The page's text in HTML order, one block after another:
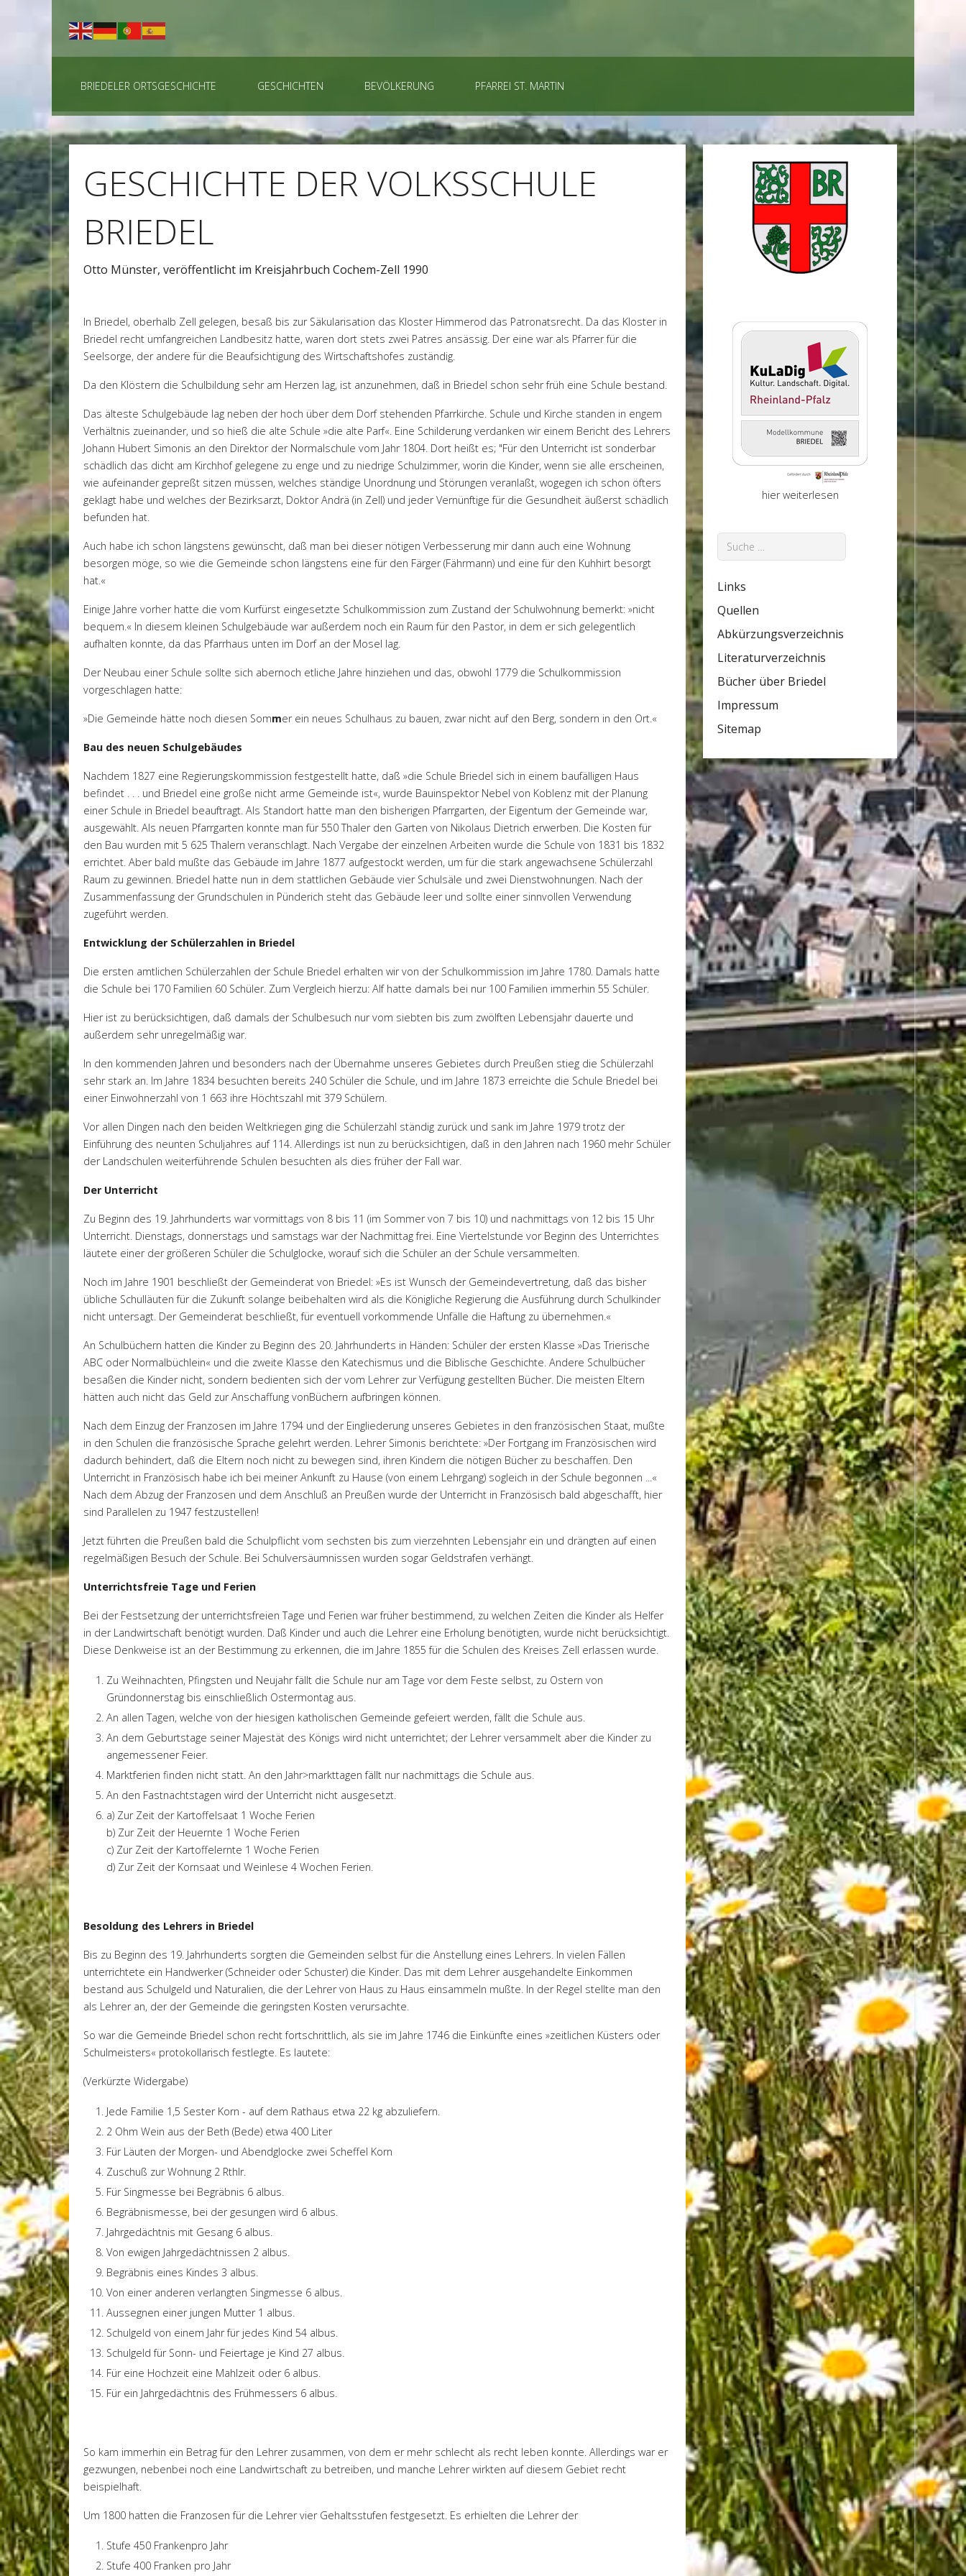
BRIEDELER ORTSGESCHICHTE GESCHICHTEN BEVÖLKERUNG PFARREI ST. MARTIN
GESCHICHTE DER VOLKSSCHULE
BRIEDEL
Otto Münster, veröffentlicht im Kreisjahrbuch Cochem-Zell 1990
In Briedel, oberhalb Zell gelegen, besaß bis zur Säkularisation das Kloster Himmerod das Patronatsrecht. Da das Kloster in
Briedel recht umfangreichen Landbesitz hatte, waren dort stets zwei Patres ansässig. Der eine war als Pfarrer für die
Seelsorge, der andere für die Beaufsichtigung des Wirtschaftshofes zuständig.
Da den Klöstern die Schulbildung sehr am Herzen lag, ist anzunehmen, daß in Briedel schon sehr früh eine Schule bestand.
Das älteste Schulgebäude lag neben der hoch über dem Dorf stehenden Pfarrkirche. Schule und Kirche standen in engem
Verhältnis zueinander, und so hieß die alte Schule »die alte Parf«. Eine Schilderung verdanken wir einem Bericht des Lehrers
Johann Hubert Simonis an den Direktor der Normalschule vom Jahr 1804. Dort heißt es; "Für den Unterricht ist sonderbar
schädlich das dicht am Kirchhof gelegene zu enge und zu niedrige Schulzimmer, worin die Kinder, wenn sie alle erscheinen,
wie aufeinander gepreßt sitzen müssen, welches ständige Unordnung und Störungen veranlaßt, wogegen ich schon öfters
geklagt habe und welches der Bezirksarzt, Doktor Andrä (in Zell) und jeder Vernünftige für die Gesundheit äußerst schädlich
befunden hat.
Auch habe ich schon längstens gewünscht, daß man bei dieser nötigen Verbesserung mir dann auch eine Wohnung
besorgen möge, so wie die Gemeinde schon längstens eine für den Färger (Fährmann) und eine für den Kuhhirt besorgt
hat.«
Einige Jahre vorher hatte die vom Kurfürst eingesetzte Schulkommission zum Zustand der Schulwohnung bemerkt: »nicht
bequem.« In diesem kleinen Schulgebäude war außerdem noch ein Raum für den Pastor, in dem er sich gelegentlich
aufhalten konnte, da das Pfarrhaus unten im Dorf an der Mosel lag.
Der Neubau einer Schule sollte sich abernoch etliche Jahre hinziehen und das, obwohl 1779 die Schulkommission
vorgeschlagen hatte:
»Die Gemeinde hätte noch diesen Sommer ein neues Schulhaus zu bauen, zwar nicht auf den Berg, sondern in den Ort.«
Bau des neuen Schulgebäudes
Nachdem 1827 eine Regierungskommission festgestellt hatte, daß »die Schule Briedel sich in einem baufälligen Haus
befindet . . . und Briedel eine große nicht arme Gemeinde ist«, wurde Bauinspektor Nebel von Koblenz mit der Planung
einer Schule in Briedel beauftragt. Als Standort hatte man den bisherigen Pfarrgarten, der Eigentum der Gemeinde war,
ausgewählt. Als neuen Pfarrgarten konnte man für 550 Thaler den Garten von Nikolaus Dietrich erwerben. Die Kosten für
den Bau wurden mit 5 625 Thalern veranschlagt. Nach Vergabe der einzelnen Arbeiten wurde die Schule von 1831 bis 1832
errichtet. Aber bald mußte das Gebäude im Jahre 1877 aufgestockt werden, um für die stark angewachsene Schülerzahl
Raum zu gewinnen. Briedel hatte nun in dem stattlichen Gebäude vier Schulsäle und zwei Dienstwohnungen. Nach der
Zusammenfassung der Grundschulen in Pünderich steht das Gebäude leer und sollte einer sinnvollen Verwendung
zugeführt werden.
Entwicklung der Schülerzahlen in Briedel
Die ersten amtlichen Schülerzahlen der Schule Briedel erhalten wir von der Schulkommission im Jahre 1780. Damals hatte
die Schule bei 170 Familien 60 Schüler. Zum Vergleich hierzu: Alf hatte damals bei nur 100 Familien immerhin 55 Schüler.
Hier ist zu berücksichtigen, daß damals der Schulbesuch nur vom siebten bis zum zwölften Lebensjahr dauerte und
außerdem sehr unregelmäßig war.
In den kommenden Jahren und besonders nach der Übernahme unseres Gebietes durch Preußen stieg die Schülerzahl
sehr stark an. Im Jahre 1834 besuchten bereits 240 Schüler die Schule, und im Jahre 1873 erreichte die Schule Briedel bei
einer Einwohnerzahl von 1 663 ihre Höchtszahl mit 379 Schülern.
Vor allen Dingen nach den beiden Weltkriegen ging die Schülerzahl ständig zurück und sank im Jahre 1979 trotz der
Einführung des neunten Schuljahres auf 114. Allerdings ist nun zu berücksichtigen, daß in den Jahren nach 1960 mehr Schüler
der Landschulen weiterführende Schulen besuchten als dies früher der Fall war.
Der Unterricht
Zu Beginn des 19. Jahrhunderts war vormittags von 8 bis 11 (im Sommer von 7 bis 10) und nachmittags von 12 bis 15 Uhr
Unterricht. Dienstags, donnerstags und samstags war der Nachmittag frei. Eine Viertelstunde vor Beginn des Unterrichtes
läutete einer der größeren Schüler die Schulglocke, worauf sich die Schüler an der Schule versammelten.
Noch im Jahre 1901 beschließt der Gemeinderat von Briedel: »Es ist Wunsch der Gemeindevertretung, daß das bisher
übliche Schulläuten für die Zukunft solange beibehalten wird als die Königliche Regierung die Ausführung durch Schulkinder
nicht untersagt. Der Gemeinderat beschließt, für eventuell vorkommende Unfälle die Haftung zu übernehmen.«
An Schulbüchern hatten die Kinder zu Beginn des 20. Jahrhunderts in Händen: Schüler der ersten Klasse »Das Trierische
ABC oder Normalbüchlein« und die zweite Klasse den Katechismus und die Biblische Geschichte. Andere Schulbücher
besaßen die Kinder nicht, sondern bedienten sich der vom Lehrer zur Verfügung gestellten Bücher. Die meisten Eltern
hätten auch nicht das Geld zur Anschaffung vonBüchern aufbringen können.
Nach dem Einzug der Franzosen im Jahre 1794 und der Eingliederung unseres Gebietes in den französischen Staat, mußte
in den Schulen die französische Sprache gelehrt werden. Lehrer Simonis berichtete: »Der Fortgang im Französischen wird
dadurch behindert, daß die Eltern noch nicht zu bewegen sind, ihren Kindern die nötigen Bücher zu beschaffen. Den
Unterricht in Französisch habe ich bei meiner Ankunft zu Hause (von einem Lehrgang) sogleich in der Schule begonnen ...«
Nach dem Abzug der Franzosen und dem Anschluß an Preußen wurde der Unterricht in Französisch bald abgeschafft, hier
sind Parallelen zu 1947 festzustellen!
Jetzt führten die Preußen bald die Schulpflicht vom sechsten bis zum vierzehnten Lebensjahr ein und drängten auf einen
regelmäßigen Besuch der Schule. Bei Schulversäumnissen wurden sogar Geldstrafen verhängt.
Unterrichtsfreie Tage und Ferien
Bei der Festsetzung der unterrichtsfreien Tage und Ferien war früher bestimmend, zu welchen Zeiten die Kinder als Helfer
in der Landwirtschaft benötigt wurden. Daß Kinder und auch die Lehrer eine Erholung benötigten, wurde nicht berücksichtigt.
Diese Denkweise ist an der Bestimmung zu erkennen, die im Jahre 1855 für die Schulen des Kreises Zell erlassen wurde.
Zu Weihnachten, Pfingsten und Neujahr fällt die Schule nur am Tage vor dem Feste selbst, zu Ostern von
Gründonnerstag bis einschließlich Ostermontag aus.
An allen Tagen, welche von der hiesigen katholischen Gemeinde gefeiert werden, fällt die Schule aus.
An dem Geburtstage seiner Majestät des Königs wird nicht unterrichtet; der Lehrer versammelt aber die Kinder zu
angemessener Feier.
Marktferien finden nicht statt. An den Jahr>markttagen fällt nur nachmittags die Schule aus.
An den Fastnachtstagen wird der Unterricht nicht ausgesetzt.
a) Zur Zeit der Kartoffelsaat 1 Woche Ferien
b) Zur Zeit der Heuernte 1 Woche Ferien
c) Zur Zeit der Kartoffelernte 1 Woche Ferien
d) Zur Zeit der Kornsaat und Weinlese 4 Wochen Ferien.
Besoldung des Lehrers in Briedel
Bis zu Beginn des 19. Jahrhunderts sorgten die Gemeinden selbst für die Anstellung eines Lehrers. In vielen Fällen
unterrichtete ein Handwerker (Schneider oder Schuster) die Kinder. Das mit dem Lehrer ausgehandelte Einkommen
bestand aus Schulgeld und Naturalien, die der Lehrer von Haus zu Haus einsammeln mußte. In der Regel stellte man den
als Lehrer an, der der Gemeinde die geringsten Kosten verursachte.
So war die Gemeinde Briedel schon recht fortschrittlich, als sie im Jahre 1746 die Einkünfte eines »zeitlichen Küsters oder
Schulmeisters« protokollarisch festlegte. Es lautete:
(Verkürzte Widergabe)
Jede Familie 1,5 Sester Korn - auf dem Rathaus etwa 22 kg abzuliefern.
2 Ohm Wein aus der Beth (Bede) etwa 400 Liter
Für Läuten der Morgen- und Abendglocke zwei Scheffel Korn
Zuschuß zur Wohnung 2 Rthlr.
Für Singmesse bei Begräbnis 6 albus.
Begräbnismesse, bei der gesungen wird 6 albus.
Jahrgedächtnis mit Gesang 6 albus.
Von ewigen Jahrgedächtnissen 2 albus.
Begräbnis eines Kindes 3 albus.
Von einer anderen verlangten Singmesse 6 albus.
Aussegnen einer jungen Mutter 1 albus.
Schulgeld von einem Jahr für jedes Kind 54 albus.
Schulgeld für Sonn- und Feiertage je Kind 27 albus.
Für eine Hochzeit eine Mahlzeit oder 6 albus.
Für ein Jahrgedächtnis des Frühmessers 6 albus.
So kam immerhin ein Betrag für den Lehrer zusammen, von dem er mehr schlecht als recht leben konnte. Allerdings war er
gezwungen, nebenbei noch eine Landwirtschaft zu betreiben, und manche Lehrer wirkten auf diesem Gebiet recht
beispielhaft.
Um 1800 hatten die Franzosen für die Lehrer vier Gehaltsstufen festgesetzt. Es erhielten die Lehrer der
Stufe 450 Frankenpro Jahr
Stufe 400 Franken pro Jahr
hier weiterlesen
Suchen
Links
Quellen
Abkürzungsverzeichnis
Literaturverzeichnis
Bücher über Briedel
Impressum
Sitemap